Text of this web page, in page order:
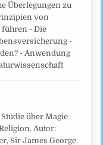
Überlegungen zu
von
führen - Die
-
- Anwendung
über Magie
Autor:
Sir James George.